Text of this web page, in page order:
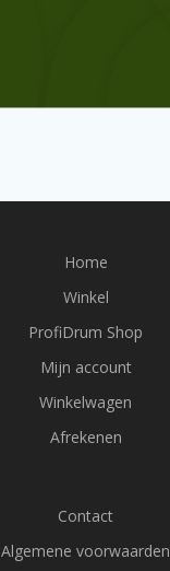
Home
Winkel
ProfiDrum Shop
Mijn account
Winkelwagen
Afrekenen
Contact
Algemene voorwaarden